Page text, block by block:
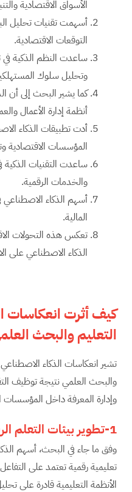
الأسواق الاقتصادية
أسهمت تقنيات تحليل
التوقعات الاقتصادية.
ساعدت النظم الذكية في
وتحليل سلوك
كما يشير البحث إلى أن
أنظمة إدارة الأعمال
أدت تطبيقات الذكاء
المؤسسات الاقتصادية
ساعدت التقنيات الذكية
والخدمات الرقمية.
أسهم الذكاء
المالية.
تعكس هذه التحولات
الذكاء الاصطناعي على
كيف أثرت انعكاسات
التعليم والبحث
تشير انعكاسات الذكاء
والبحث العلمي نتيجة توظيف
وإدارة المعرفة داخل المؤسسات
1-تطوير بيئات التعلم الرقمية
وفق ما جاء في البحث، أسهم
تعليمية رقمية تعتمد على
الأنظمة التعليمية قادرة على